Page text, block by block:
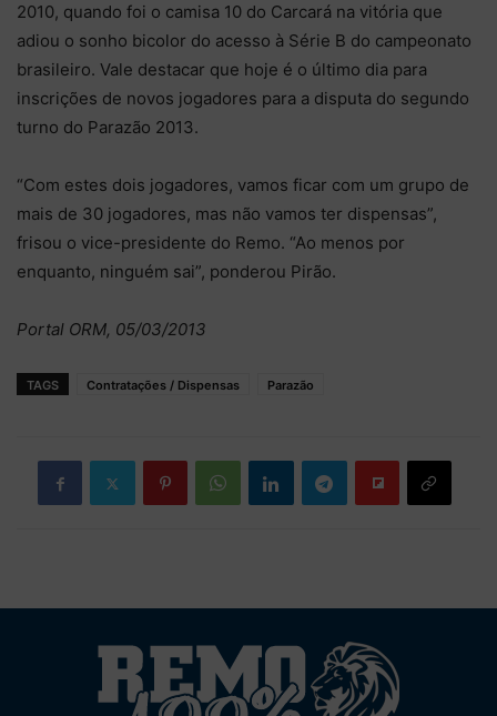
2010, quando foi o camisa 10 do Carcará na vitória que
adiou o sonho bicolor do acesso à Série B do campeonato
brasileiro. Vale destacar que hoje é o último dia para
inscrições de novos jogadores para a disputa do segundo
turno do Parazão 2013.
“Com estes dois jogadores, vamos ficar com um grupo de
mais de 30 jogadores, mas não vamos ter dispensas”,
frisou o vice-presidente do Remo. “Ao menos por
enquanto, ninguém sai”, ponderou Pirão.
Portal ORM, 05/03/2013
TAGS Contratações / Dispensas Parazão